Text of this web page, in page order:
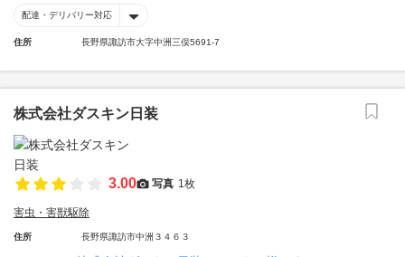
配達・デリバリー対応
住所 長野県諏訪市大字中洲三俣5691-7
株式会社ダスキン日装
3.00 写真 1枚
害虫・害獣駆除
住所 長野県諏訪市中洲３４６３